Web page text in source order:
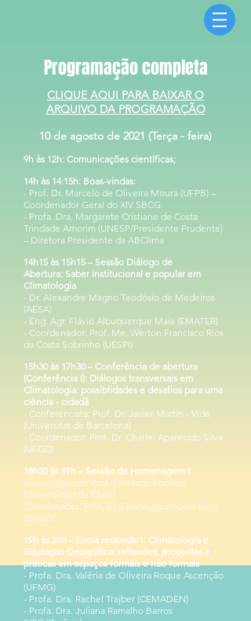
Programação completa
CLIQUE AQUI PARA BAIXAR O
ARQUIVO DA PROGRAMAÇÃO
10 de agosto de 2021 (Terça - feira)
9h às 12h: Comunicações científicas;
14h às 14:15h: Boas-vindas:
- Prof. Dr. Marcelo de Oliveira Moura (UFPB) –
Coordenador Geral do XIV SBCG
- Profa. Dra. Margarete Cristiane de Costa
Trindade Amorim (UNESP/Presidente Prudente)
– Diretora Presidente da ABClima
14h15 às 15h15 – Sessão Diálogo de
Abertura: Saber institucional e popular em
Climatologia
- Dr. Alexandre Magno Teodósio de Medeiros
(AESA)
- Eng. Agr. Flávio Albuquerque Maia (EMATER)
- Coordenador: Prof. Me. Werton Francisco Rios
da Costa Sobrinho (UESPI)
15h30 às 17h30 – Conferência de abertura
(Conferência I): Diálogos transversais em
Climatologia: possiblidades e desafios para uma
ciência - cidadã
- Conferencista: Prof. Dr. Javier Martín - Vide
(Universitat de Barcelona)
- Coordenador: Prof. Dr. Charlei Aparecido Silva
(UFGD)
18h30 às 19h – Sessão de Homenagem I:
Homenageado: Prof. Dr. Hugo Romero
(Universidad de Chile)
Coordenador: Prof. Dr. Charlei Aparecido Silva
(UFGD)
19h às 21h – Mesa redonda 1: Climatologia e
Educação Geográfica: reflexões, propostas e
práticas em espaços formais e não formais
- Profa. Dra. Valéria de Oliveira Roque Ascenção
(UFMG)
- Profa. Dra. Rachel Trajber (CEMADEN)
- Profa. Dra. Juliana Ramalho Barros